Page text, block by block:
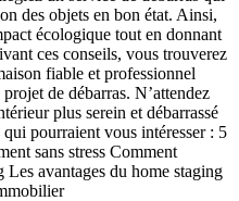
des objets en bon état. Ainsi,
écologique tout en donnant
ces conseils, vous trouverez
fiable et professionnel
de débarras. N’attendez
plus serein et débarrassé
pourraient vous intéresser : 5
sans stress Comment
Les avantages du home staging